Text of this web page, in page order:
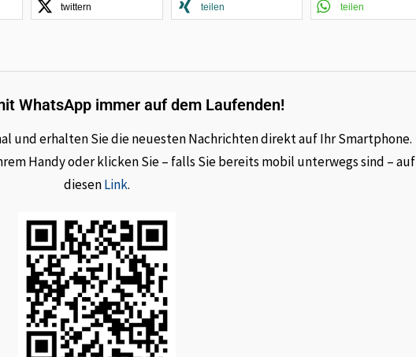
twittern teilen teilen
WhatsApp immer auf dem Laufenden!
und erhalten Sie die neuesten Nachrichten direkt auf Ihr Smartphone.
Handy oder klicken Sie – falls Sie bereits mobil unterwegs sind – auf
diesenLink.